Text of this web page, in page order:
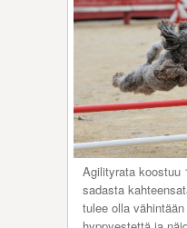
Agilityrata koostuu
sadasta
tulee olla